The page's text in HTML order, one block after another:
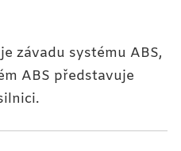
závadu systému ABS,
ABS představuje